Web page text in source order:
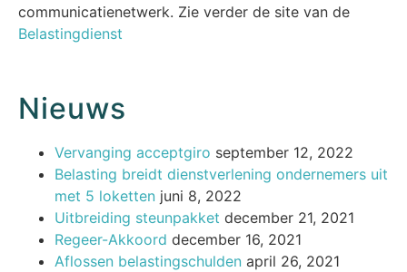
communicatienetwerk. Zie verder de site van de
Belastingdienst
Nieuws
Vervanging acceptgiro september 12, 2022
Belasting breidt dienstverlening ondernemers uit
met 5 loketten juni 8, 2022
Uitbreiding steunpakket december 21, 2021
Regeer-Akkoord december 16, 2021
Aflossen belastingschulden april 26, 2021